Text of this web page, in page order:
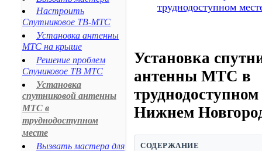
Благодарный
Будённовск
Георгиевск
Ипатово
Новопавловск
Минеральные Воды
Ессентуки
Пятигорск
Кисловодск
Железноводск
Лермонтов
Нефтекумск
Настроить
Спутниковое ТВ-МТС
Установка антенны
МТС на крыше
Решение проблем
Спуниковое ТВ МТС
Установка
спутниковой антенны
МТС в
труднодоступном
месте
Вызвать мастера для
труднодоступном
Установка
антенны МТС в
труднодоступном
Нижнем
СОДЕРЖАНИЕ